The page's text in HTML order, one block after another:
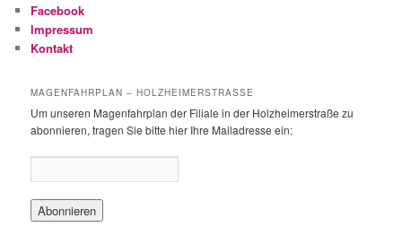
n
Facebook
Impressum
Kontakt
MAGENFAHRPLAN – HOLZHEIMERSTRASSE
Um unseren Magenfahrplan der Filiale in der Holzheimerstraße zu
abonnieren, tragen Sie bitte hier Ihre Mailadresse ein: